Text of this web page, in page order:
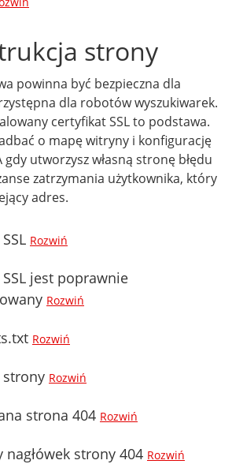
strony
powinna być bezpieczna dla
dla robotów wyszukiwarek.
certyfikat SSL to podstawa.
o mapę witryny i konfigurację
utworzysz własną stronę błędu
zatrzymania użytkownika, który
adres.
Rozwiń
jest poprawnie
Rozwiń
Rozwiń
strony Rozwiń
strona 404 Rozwiń
nagłówek strony 404 Rozwiń